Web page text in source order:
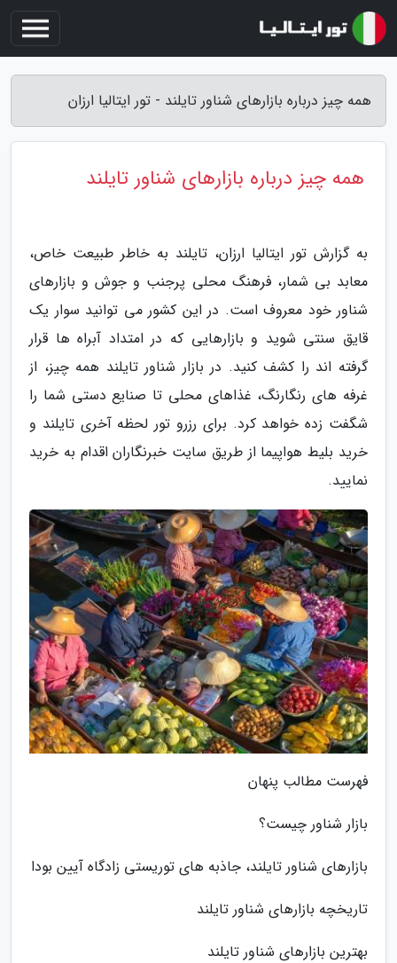
همه چیز درباره بازارهای شناور تایلند - تور ایتالیا ارزان
همه چیز درباره بازارهای شناور تایلند
به گزارش تور ایتالیا ارزان، تایلند به خاطر طبیعت خاص،
معابد بی شمار، فرهنگ محلی پرجنب و جوش و بازارهای
شناور خود معروف است. در این کشور می توانید سوار یک
قایق سنتی شوید و بازارهایی که در امتداد آبراه ها قرار
گرفته اند را کشف کنید. در بازار شناور تایلند همه چیز، از
غرفه های رنگارنگ، غذاهای محلی تا صنایع دستی شما را
شگفت زده خواهد کرد. برای رزرو تور لحظه آخری تایلند و
خرید بلیط هواپیما از طریق سایت خبرنگاران اقدام به خرید
نمایید.
فهرست مطالب پنهان
بازار شناور چیست؟
بازارهای شناور تایلند، جاذبه های توریستی زادگاه آیین بودا
تاریخچه بازارهای شناور تایلند
بهترین بازارهای شناور تایلند